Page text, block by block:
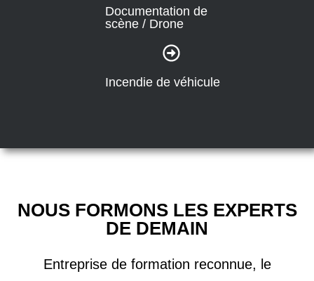
Documentation de
scène / Drone
Incendie de véhicule
NOUS FORMONS LES EXPERTS
DE DEMAIN
Entreprise de formation reconnue, le